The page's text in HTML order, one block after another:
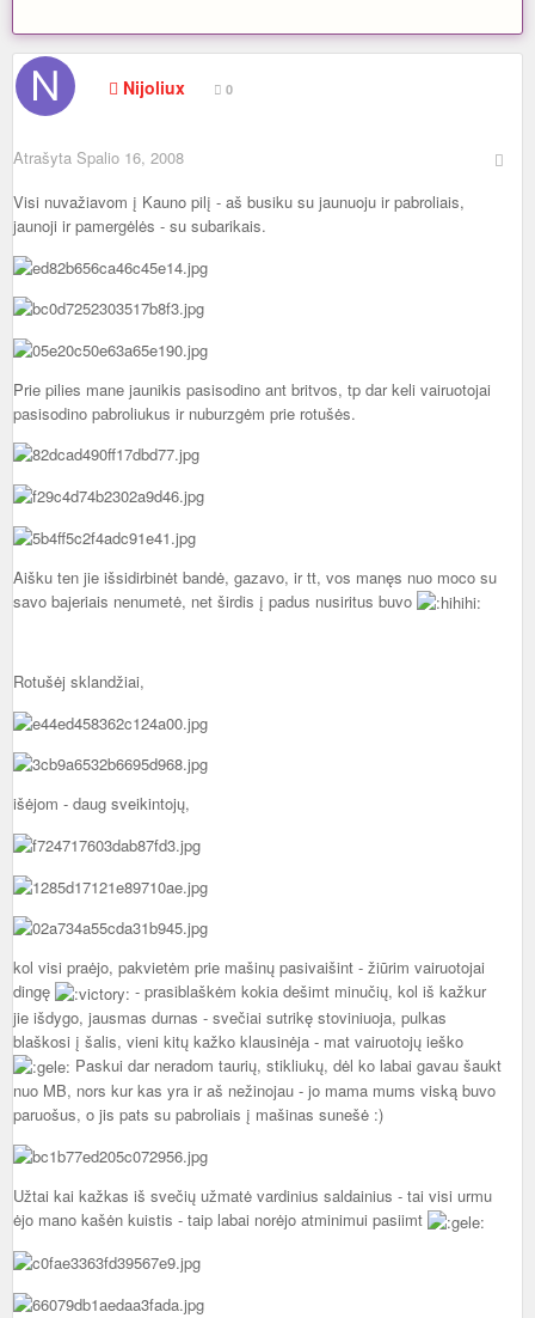
Nijoliux 0
Atrašyta Spalio 16, 2008
Visi nuvažiavom į Kauno pilį - aš busiku su jaunuoju ir pabroliais,
jaunoji ir pamergėlės - su subarikais.
Prie pilies mane jaunikis pasisodino ant britvos, tp dar keli vairuotojai
pasisodino pabroliukus ir nuburzgėm prie rotušės.
Aišku ten jie išsidirbinėt bandė, gazavo, ir tt, vos manęs nuo moco su
savo bajeriais nenumetė, net širdis į padus nusiritus buvo
Rotušėj sklandžiai,
išėjom - daug sveikintojų,
kol visi praėjo, pakvietėm prie mašinų pasivaišint - žiūrim vairuotojai
dingę
- prasiblaškėm kokia dešimt minučių, kol iš kažkur
jie išdygo, jausmas durnas - svečiai sutrikę stoviniuoja, pulkas
blaškosi į šalis, vieni kitų kažko klausinėja - mat vairuotojų ieško
Paskui dar neradom taurių, stikliukų, dėl ko labai gavau šaukt
nuo MB, nors kur kas yra ir aš nežinojau - jo mama mums viską buvo
paruošus, o jis pats su pabroliais į mašinas sunešė :)
Užtai kai kažkas iš svečių užmatė vardinius saldainius - tai visi urmu
ėjo mano kašėn kuistis - taip labai norėjo atminimui pasiimt